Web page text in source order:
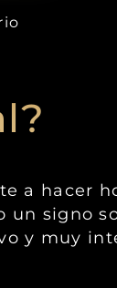
a hacer
un signo
y muy